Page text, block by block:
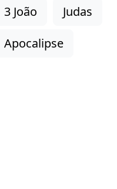
3 João
Judas
Apocalipse